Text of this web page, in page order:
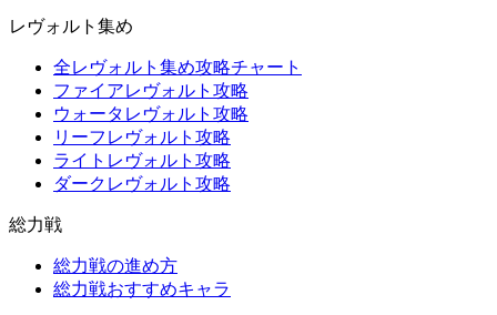
レヴォルト集め
全レヴォルト集め攻略チャート
ファイアレヴォルト攻略
ウォータレヴォルト攻略
リーフレヴォルト攻略
ライトレヴォルト攻略
ダークレヴォルト攻略
総力戦
総力戦の進め方
総力戦おすすめキャラ